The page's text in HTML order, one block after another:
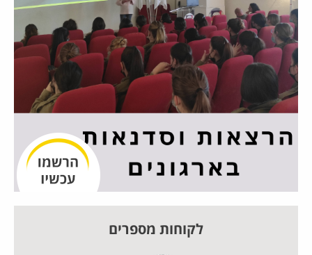
לקוחות מספרים